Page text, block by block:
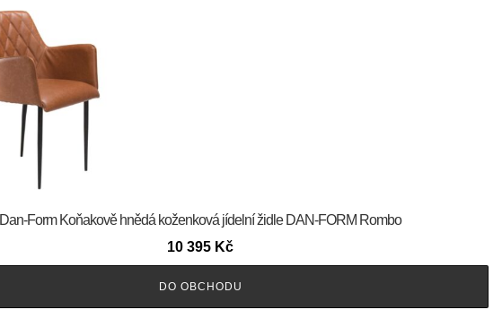
​​​​​Dan-Form Koňakově hnědá koženková jídelní židle DAN-FORM Rombo
10 395 Kč
DO OBCHODU